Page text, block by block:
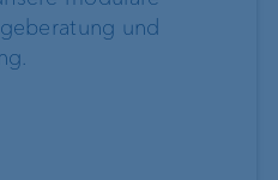
und